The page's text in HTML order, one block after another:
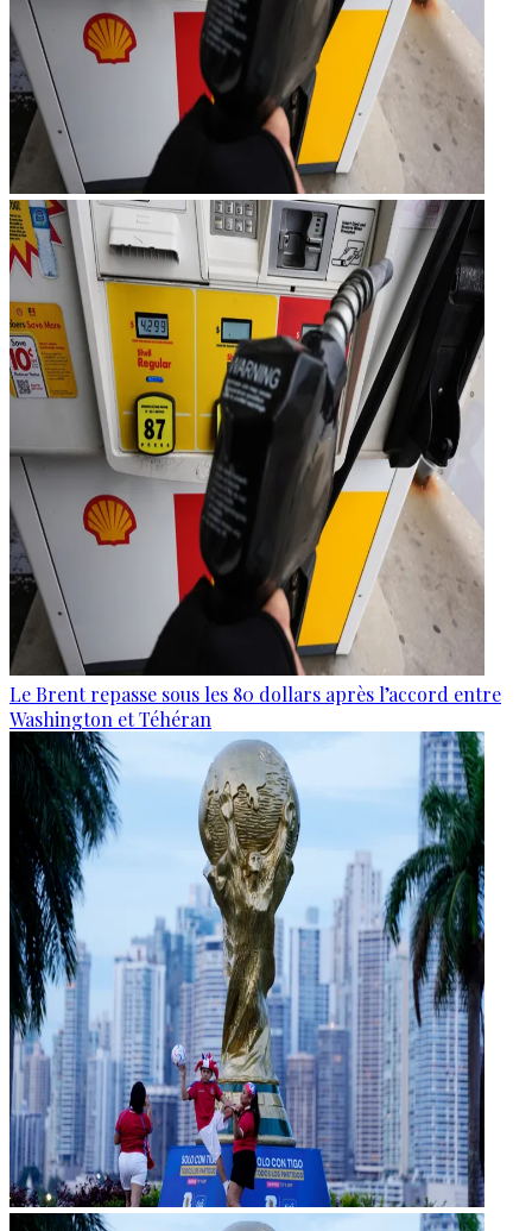
Le Brent repasse sous les 80 dollars après l’accord entre
Washington et Téhéran